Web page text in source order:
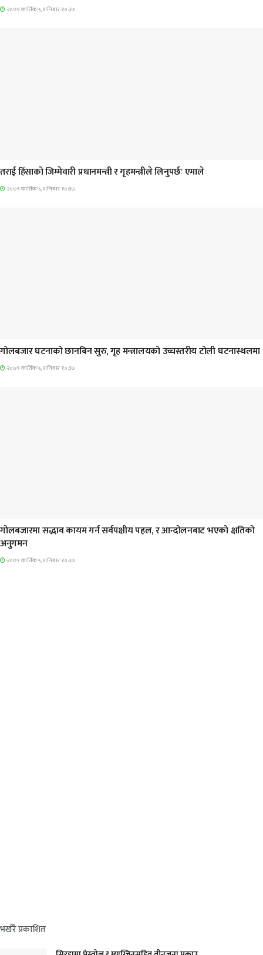
२०७९ कार्तिक ५, शनिबार १०:३७
तराई हिंसाको जिम्मेवारी प्रधानमन्त्री र गृहमन्त्रीले लिनुपर्छः एमाले
२०७९ कार्तिक ५, शनिबार १०:३७
गोलबजार घटनाको छानबिन सुरु, गृह मन्त्रालयको उच्चस्तरीय टोली घटनास्थलमा
२०७९ कार्तिक ५, शनिबार १०:३७
गोलबजारमा सद्भाव कायम गर्न सर्वपक्षीय पहल, र आन्दोलनबाट भएको क्षतिको
अनुगमन
२०७९ कार्तिक ५, शनिबार १०:३७
भर्खरै प्रकाशित